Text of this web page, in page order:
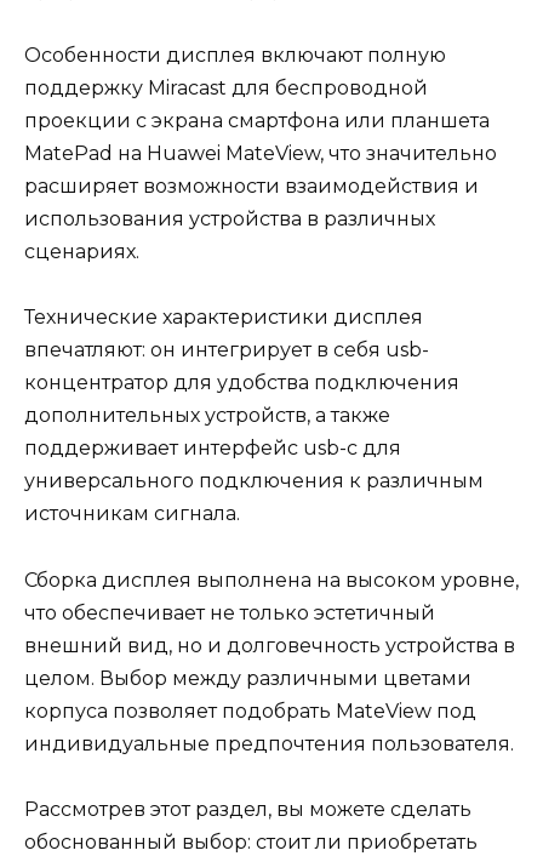
Особенности дисплея включают полную
поддержку Miracast для беспроводной
проекции с экрана смартфона или планшета
MatePad на Huawei MateView, что значительно
расширяет возможности взаимодействия и
использования устройства в различных
сценариях.
Технические характеристики дисплея
впечатляют: он интегрирует в себя usb-
концентратор для удобства подключения
дополнительных устройств, а также
поддерживает интерфейс usb-c для
универсального подключения к различным
источникам сигнала.
Сборка дисплея выполнена на высоком уровне,
что обеспечивает не только эстетичный
внешний вид, но и долговечность устройства в
целом. Выбор между различными цветами
корпуса позволяет подобрать MateView под
индивидуальные предпочтения пользователя.
Рассмотрев этот раздел, вы можете сделать
обоснованный выбор: стоит ли приобретать